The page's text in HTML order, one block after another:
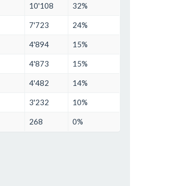
10'108 32%
7'723 24%
4'894 15%
4'873 15%
4'482 14%
3'232 10%
268 0%